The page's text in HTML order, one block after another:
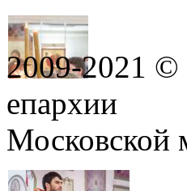
2009-2021 ©
епархии
Московской